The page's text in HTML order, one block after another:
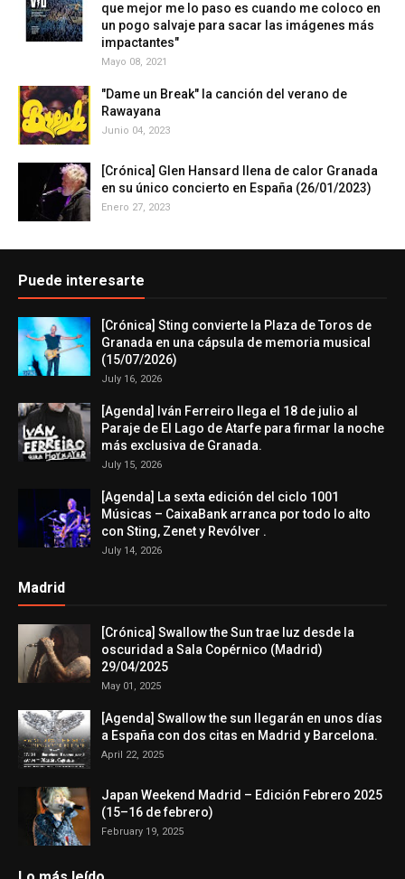
que mejor me lo paso es cuando me coloco en
un pogo salvaje para sacar las imágenes más
impactantes"
Mayo 08, 2021
"Dame un Break" la canción del verano de
Rawayana
Junio 04, 2023
[Crónica] Glen Hansard llena de calor Granada
en su único concierto en España (26/01/2023)
Enero 27, 2023
Puede interesarte
[Crónica] Sting convierte la Plaza de Toros de
Granada en una cápsula de memoria musical
(15/07/2026)
July 16, 2026
[Agenda] Iván Ferreiro llega el 18 de julio al
Paraje de El Lago de Atarfe para firmar la noche
más exclusiva de Granada.
July 15, 2026
[Agenda] La sexta edición del ciclo 1001
Músicas – CaixaBank arranca por todo lo alto
con Sting, Zenet y Revólver .
July 14, 2026
Madrid
[Crónica] Swallow the Sun trae luz desde la
oscuridad a Sala Copérnico (Madrid)
29/04/2025
May 01, 2025
[Agenda] Swallow the sun llegarán en unos días
a España con dos citas en Madrid y Barcelona.
April 22, 2025
Japan Weekend Madrid – Edición Febrero 2025
(15–16 de febrero)
February 19, 2025